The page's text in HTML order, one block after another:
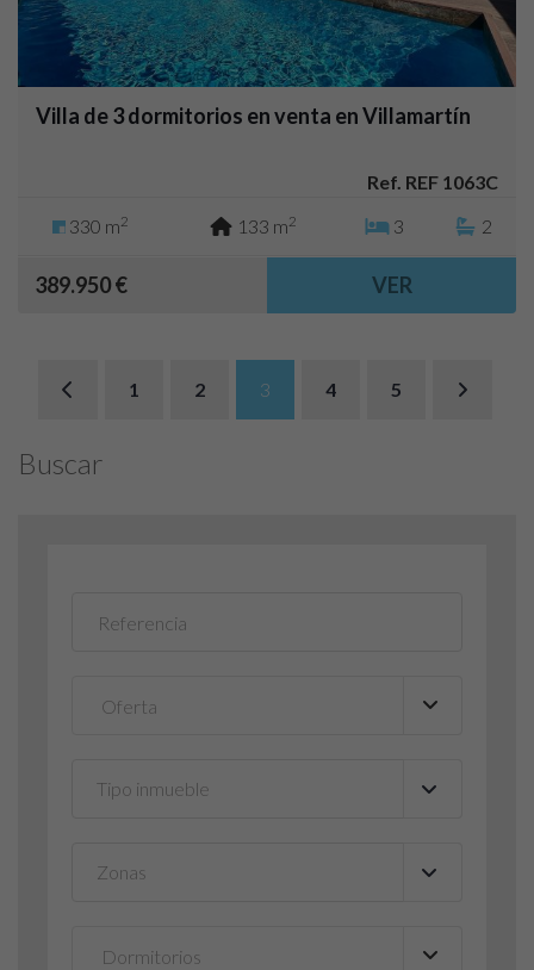
Villa de 3 dormitorios en venta en Villamartín
Ref. REF 1063C
330 m2 133 m2 3 2
389.950 € VER
1 2 3 4 5
Buscar
Tipo inmueble ▼
Zonas ▼